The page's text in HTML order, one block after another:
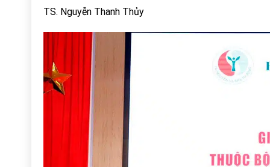
TS. Nguyễn Thanh Thủy